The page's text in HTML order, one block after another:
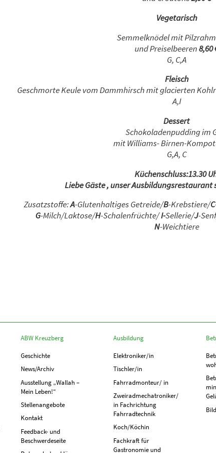
Vegetarisch
Semmelknödel mit
und Preiselbeeren8,60
G, C,A
Fleisch
Geschmorte Keule vom Dammhirsch mit glacierten
A,I
Dessert
Schokoladenpudding im
mit Williams- Birnen-
G,A, C
Küchenschluss:13.30
Liebe Gäste , unser Ausbildungsrestaurant
Zusatzstoffe:A-Glutenhaltiges Getreide/B-Krebstiere/C
G-Milch/Laktose/H-Schalenfrüchte/I-Sellerie/J-
N-Weichtiere
ABW Kreuzberg
Geschichte
News/Archiv
Ausstellung „Wallah –
Mein Leben!“
Stellenangebote
Kontakt
Feedback- und
Beschwerdeseite
Ausbildung
Elektroniker/in
Tischler/in
Fahrradmonteur/ in
Zweiradmechatroniker/
in Fachrichtung
Fahrradtechnik
Koch/Köchin
Fachkraft für
Gastronomie und